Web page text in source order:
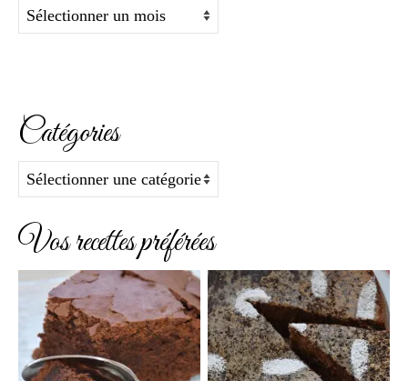
Archives
Catégories
Catégories
Vos recettes préférées